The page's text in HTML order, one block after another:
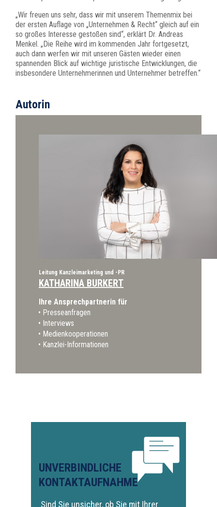
„Wir freuen uns sehr, dass wir mit unserem Themenmix bei
der ersten Auflage von „Unternehmen & Recht“ gleich auf ein
so großes Interesse gestoßen sind“, erklärt Dr. Andreas
Menkel. „Die Reihe wird im kommenden Jahr fortgesetzt,
auch dann werfen wir mit unseren Gästen wieder einen
spannenden Blick auf wichtige juristische Entwicklungen, die
insbesondere Unternehmerinnen und Unternehmer betreffen.“
Autorin
Leitung Kanzleimarketing und -PR
KATHARINA BURKERT
Ihre Ansprechpartnerin für
Presseanfragen
Interviews
Medienkooperationen
Kanzlei-Informationen
UNVERBINDLICHE
KONTAKTAUFNAHME
Sind Sie unsicher, ob Sie mit Ihrer